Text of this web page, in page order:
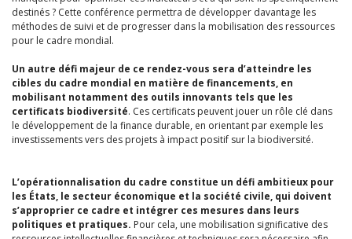
destinés ? Cette conférence permettra de développer davantage les
méthodes de suivi et de progresser dans la mobilisation des ressources
pour le cadre mondial.
Un autre défi majeur de ce rendez-vous sera d’atteindre les
cibles du cadre mondial en matière de financements, en
mobilisant notamment des outils innovants tels que les
certificats biodiversité. Ces certificats peuvent jouer un rôle clé dans
le développement de la finance durable, en orientant par exemple les
investissements vers des projets à impact positif sur la biodiversité.
L’opérationnalisation du cadre constitue un défi ambitieux pour
les États, le secteur économique et la société civile, qui doivent
s’approprier ce cadre et intégrer ces mesures dans leurs
politiques et pratiques. Pour cela, une mobilisation significative des